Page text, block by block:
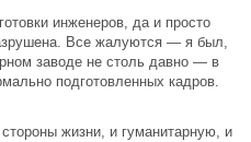
инженеров, да и просто
Все жалуются — я был,
заводе не столь давно — в
подготовленных кадров.
жизни, и гуманитарную, и